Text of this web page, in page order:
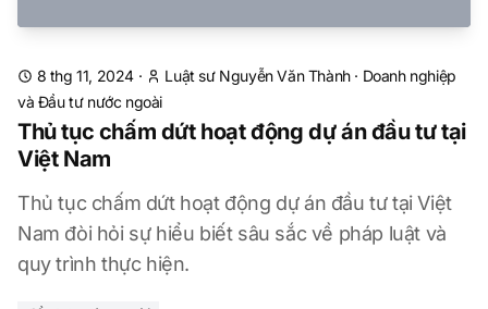
8 thg 11, 2024 · Luật sư Nguyễn Văn Thành· Doanh nghiệp
và Đầu tư nước ngoài
Thủ tục chấm dứt hoạt động dự án đầu tư tại
Việt Nam
Thủ tục chấm dứt hoạt động dự án đầu tư tại Việt
Nam đòi hỏi sự hiểu biết sâu sắc về pháp luật và
quy trình thực hiện.